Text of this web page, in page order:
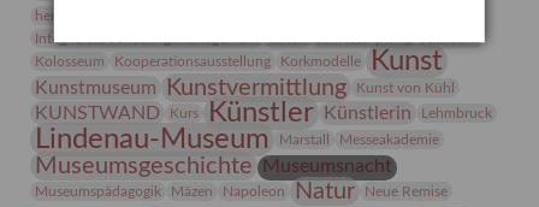
herman de vries
Integriertes Schädlingsmanagement
Kolosseum
Kooperationsausstellung Korkmodelle Kunst
Kunstmuseum Kunstvermittlung Kunst von Kühl
KUNSTWAND Kurs Künstler Künstlerin Lehmbruck
Lindenau-Museum Marstall Messeakademie
Museumsgeschichte Museumsnacht
Museumspädagogik Mäzen Napoleon Natur
Neue Remise